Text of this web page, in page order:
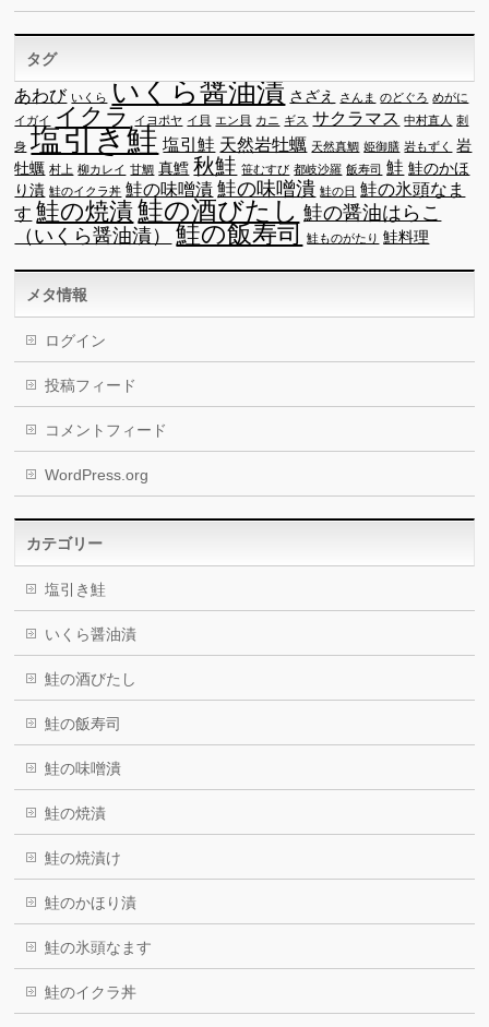
タグ
あわび いくら いくら醤油漬 さざえ さんま のどぐろ めがに
イガイ
イクラ イヨポヤ イ貝 エン貝 カニ ギス サクラマス 中村直人
刺
身 塩引き鮭 塩引鮭 天然岩牡蠣 天然真鯛 姫御膳 岩もずく
岩
牡蠣 村上 柳カレイ 甘鯛 真鱈 秋鮭 笹むすび 都岐沙羅 飯寿司 鮭 鮭のかほ
り漬 鮭のイクラ丼 鮭の味噌漬 鮭の味噌潰 鮭の日 鮭の氷頭なま
す 鮭の焼漬鮭の酒びたし 鮭の醤油はらこ
（いくら醤油漬）
鮭の飯寿司 鮭ものがたり 鮭料理
メタ情報
ログイン
投稿フィード
コメントフィード
WordPress.org
カテゴリー
塩引き鮭
いくら醤油漬
鮭の酒びたし
鮭の飯寿司
鮭の味噌潰
鮭の焼漬
鮭の焼漬け
鮭のかほり漬
鮭の氷頭なます
鮭のイクラ丼